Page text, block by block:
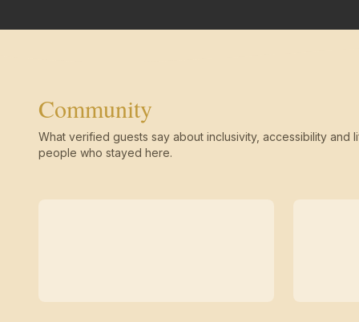
Community
What verified guests say about inclusivity, accessibility and
people who stayed here.